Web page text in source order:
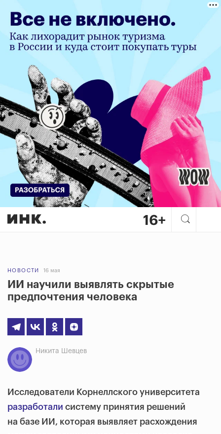
НОВОСТИ 16 мая
ИИ научили выявлять скрытые
предпочтения человека
Никита Шевцев
Исследователи Корнеллского университета
разработали систему принятия решений
на базе ИИ, которая выявляет расхождения